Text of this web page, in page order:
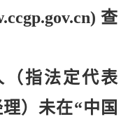
查
指法定代表
）未在“中国